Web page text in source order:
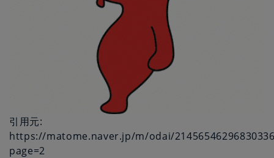
引用元:
https://matome.naver.jp/m/odai/
page=2